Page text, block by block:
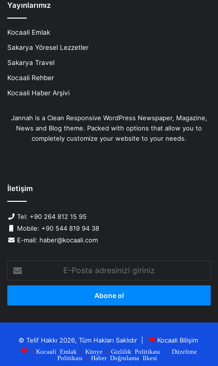
Yayınlarımız
Kocaali Emlak
Sakarya Yöresel Lezzetler
Sakarya Travel
Kocaali Rehber
Kocaali Haber Arşivi
Jannah is a Clean Responsive WordPress Newspaper, Magazine,
News and Blog theme. Packed with options that allow you to
completely customize your website to your needs.
İletişim
Tel: +90 264 812 15 95
Mobile: +90 544 819 94 38
E-mail: haber@kocaali.com
Posta
adresinizi
© Telif Hakkı 2026, Tüm Hakları Saklıdır | Kocaali Bilişim
| Kocaali Emlak | Künye| Gizlilik Politikası | Düzeltme
Politikası | Haber Doğrulama Ilkesi